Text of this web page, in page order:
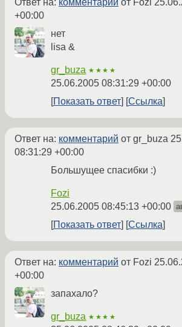
Ответ на: комментарий от Fozi
+00:00
нет
lisa &
gr_buza ★★★★
25.06.2005 08:31:29 +00:00
Показать ответ
Ссылка
Ответ на: комментарий от gr_buza
08:31:29 +00:00
Большущее спасибки :)
Fozi
25.06.2005 08:45:13 +00:00
Показать ответ Ссылка
Ответ на: комментарий от Fozi
+00:00
запахало?
gr_buza ★★★★